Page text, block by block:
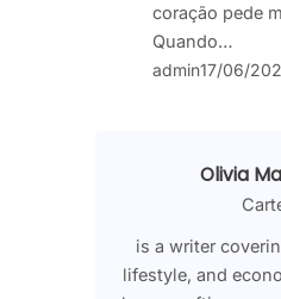
coração pede
Quando…
admin17/06/
Olivia
is a writer
lifestyle, and